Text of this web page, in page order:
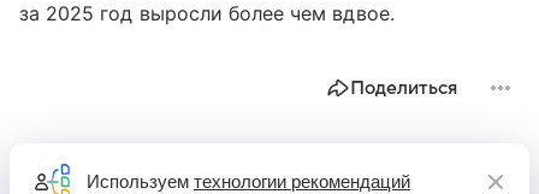
за 2025 год выросли более чем вдвое.
Поделиться
Используем технологии рекомендаций